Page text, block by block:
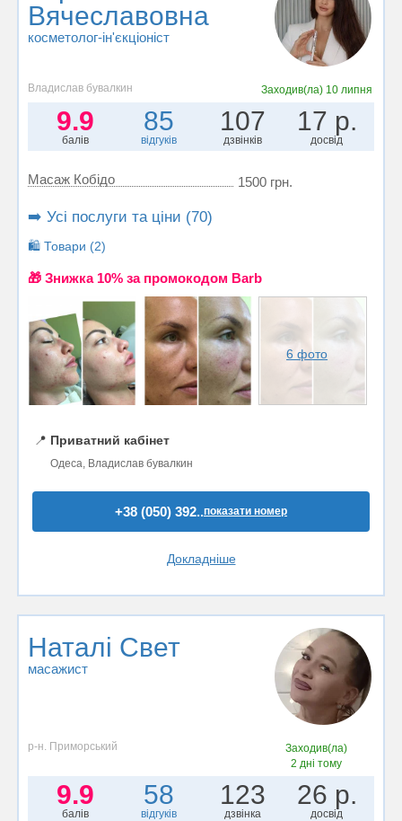
Вячеславовна
косметолог-ін'єкціоніст
Владислав бувалкин Заходив(ла) 10 липня
9.9
балів
85
відгуків
107
дзвінків
17 р.
досвід
Масаж Кобідо 1500 грн.
➡️ Усі послуги та ціни (70)
🛍️ Товари (2)
🎁 Знижка 10% за промокодом Barb
6 фото
📍 Приватний кабінет
Одеса, Владислав бувалкин
+38 (050) 392..показати номер
Докладніше
Наталi Свет
масажист
р-н. Приморський
Заходив(ла)
2 дні тому
9.9
балів
58
відгуків
123
дзвінка
26 р.
досвід